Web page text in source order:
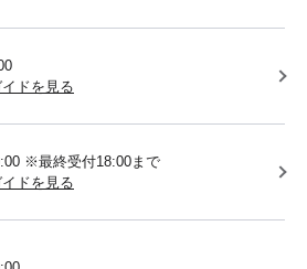
ドを見る
※最終受付18:00まで
ドを見る